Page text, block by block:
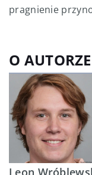
pragnienie
O AUTORZE
Leon